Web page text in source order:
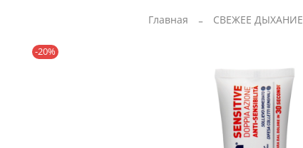
Главная СВЕЖЕЕ ДЫХАНИЕ
-20%